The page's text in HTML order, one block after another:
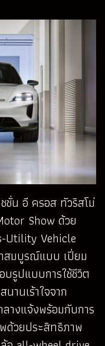
ชั่น อี ครอส ทัวริสโม่
Show ด้วย
Utility Vehicle
สมบูรณ์แบบ เปี่ยม
รูปแบบการใช้ชีวิต
านเร้าใจจาก
างแจ้งพร้อมกับการ
ด้วยประสิทธิภาพ